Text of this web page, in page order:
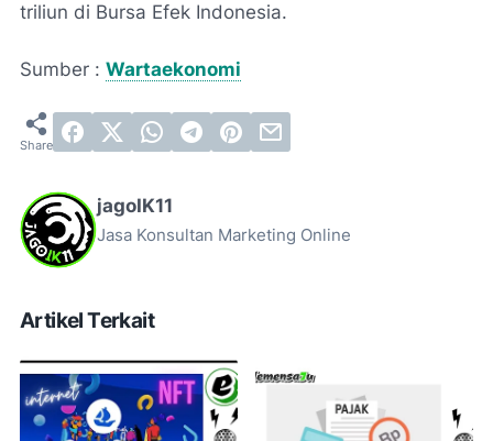
triliun di Bursa Efek Indonesia.
Sumber : Wartaekonomi
jagoIK11
Jasa Konsultan Marketing Online
Artikel Terkait